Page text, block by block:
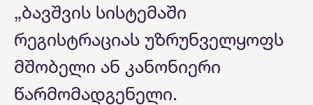
„ბავშვის სისტემაში
რეგისტრაციას უზრუნველყოფს
მშობელი ან კანონიერი
წარმომადგენელი.